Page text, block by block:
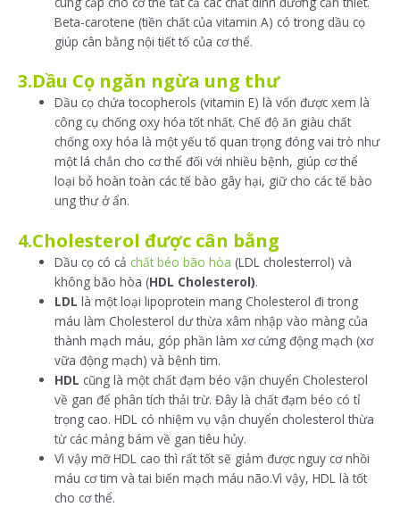
Beta-carotene (tiền chất của vitamin A) có trong dầu cọ
giúp cân bằng nội tiết tố của cơ thể.
3.Dầu Cọ ngăn ngừa ung thư
Dầu cọ chứa tocopherols (vitamin E) là vốn được xem là
công cụ chống oxy hóa tốt nhất. Chế độ ăn giàu chất
chống oxy hóa là một yếu tố quan trọng đóng vai trò như
một lá chắn cho cơ thể đối với nhiều bệnh, giúp cơ thể
loại bỏ hoàn toàn các tế bào gây hại, giữ cho các tế bào
ung thư ở ẩn.
4.Cholesterol được cân bằng
Dầu cọ có cả chất béo bão hòa (LDL cholesterrol) và
không bão hòa (HDL Cholesterol).
LDL là một loại lipoprotein mang Cholesterol đi trong
máu làm Cholesterol dư thừa xâm nhập vào màng của
thành mạch máu, góp phần làm xơ cứng động mạch (xơ
vữa động mạch) và bệnh tim.
HDL cũng là một chất đạm béo vận chuyển Cholesterol
về gan để phân tích thải trừ. Đây là chất đạm béo có tỉ
trọng cao. HDL có nhiệm vụ vận chuyển cholesterol thừa
từ các mảng bám về gan tiêu hủy.
Vì vậy mỡ HDL cao thì rất tốt sẽ giảm được nguy cơ nhồi
máu cơ tim và tai biến mạch máu não.Vì vậy, HDL là tốt
cho cơ thể.